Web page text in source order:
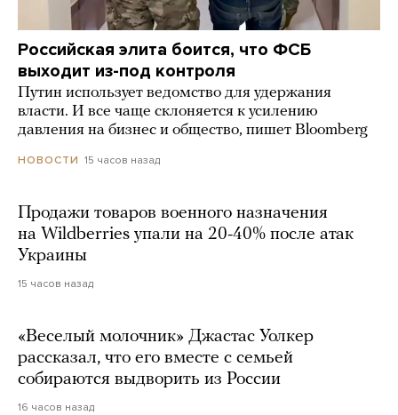
Российская элита боится, что ФСБ
выходит из-под контроля
Путин использует ведомство для удержания
власти. И все чаще склоняется к усилению
давления на бизнес и общество, пишет Bloomberg
НОВОСТИ 15 часов назад
Продажи товаров военного назначения
на Wildberries упали на 20-40% после атак
Украины
15 часов назад
«Веселый молочник» Джастас Уолкер
рассказал, что его вместе с семьей
собираются выдворить из России
16 часов назад